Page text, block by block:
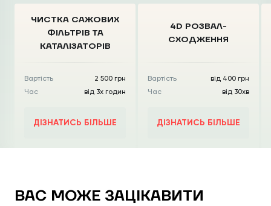
ЧИСТКА CАЖОВИХ
ФІЛЬТРІВ ТА
КАТАЛІЗАТОРІВ
Вартість
2 500 грн
Час
від 3х годин
ДІЗНАТИСЬ БІЛЬШЕ
4D РОЗВАЛ-
СХОДЖЕННЯ
Вартість
від 400 грн
Час
від 30хв
ДІЗНАТИСЬ БІЛЬШЕ
ВАС МОЖЕ ЗАЦІКАВИТИ